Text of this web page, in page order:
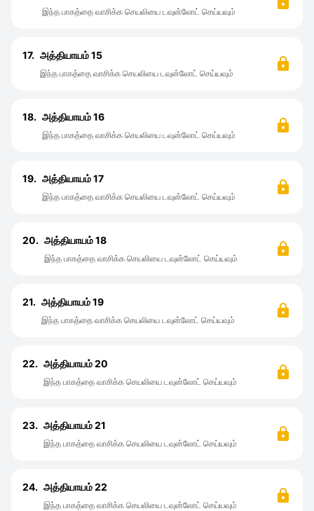
இந்த பாகத்தை வாசிக்க செயலியை டவுன்லோட் செய்யவும்
17. அத்தியாயம் 15
இந்த பாகத்தை வாசிக்க செயலியை டவுன்லோட் செய்யவும்
18. அத்தியாயம் 16
இந்த பாகத்தை வாசிக்க செயலியை டவுன்லோட் செய்யவும்
19. அத்தியாயம் 17
இந்த பாகத்தை வாசிக்க செயலியை டவுன்லோட் செய்யவும்
20. அத்தியாயம் 18
இந்த பாகத்தை வாசிக்க செயலியை டவுன்லோட் செய்யவும்
21. அத்தியாயம் 19
இந்த பாகத்தை வாசிக்க செயலியை டவுன்லோட் செய்யவும்
22. அத்தியாயம் 20
இந்த பாகத்தை வாசிக்க செயலியை டவுன்லோட் செய்யவும்
23. அத்தியாயம் 21
இந்த பாகத்தை வாசிக்க செயலியை டவுன்லோட் செய்யவும்
24. அத்தியாயம் 22
இந்த பாகத்தை வாசிக்க செயலியை டவுன்லோட் செய்யவும்